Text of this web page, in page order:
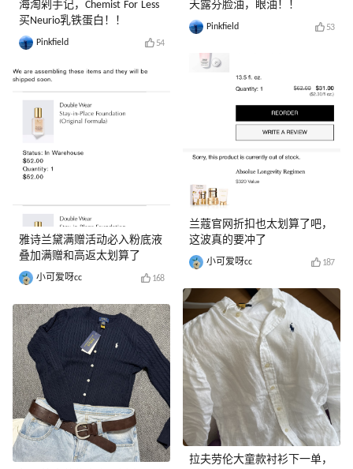
海淘剁手记，Chemist For Less
买Neurio乳铁蛋白！！
Pinkfield 54
雅诗兰黛满赠活动必入粉底液
叠加满赠和高返太划算了
小可爱呀cc 168
天露芬脸油，眼油！！
Pinkfield 53
兰蔻官网折扣也太划算了吧，
这波真的要冲了
小可爱呀cc 187
拉夫劳伦大童款衬衫下一单，